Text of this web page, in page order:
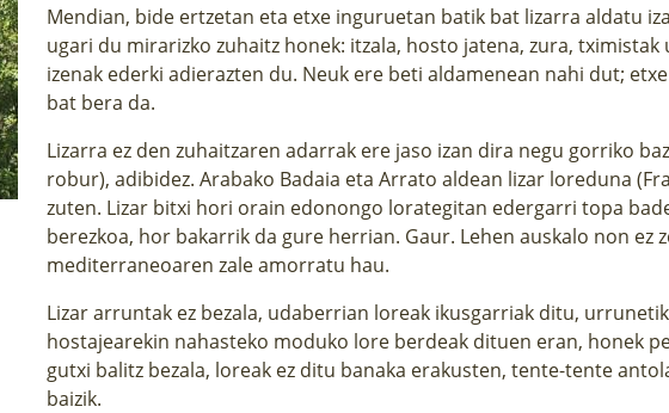
Mendian, bide ertzetan eta etxe inguruetan batik bat lizarra aldatu
ugari du mirarizko zuhaitz honek: itzala, hosto jatena, zura, tximistak
izenak ederki adierazten du. Neuk ere beti aldamenean nahi dut;
bat bera da.
Lizarra ez den zuhaitzaren adarrak ere jaso izan dira negu gorriko
robur), adibidez. Arabako Badaia eta Arrato aldean lizar loreduna
zuten. Lizar bitxi hori orain edonongo lorategitan edergarri topa
berezkoa, hor bakarrik da gure herrian. Gaur. Lehen auskalo non ez
mediterraneoaren zale amorratu hau.
Lizar arruntak ez bezala, udaberrian loreak ikusgarriak ditu,
hostajearekin nahasteko moduko lore berdeak dituen eran, honek
gutxi balitz bezala, loreak ez ditu banaka erakusten, tente-tente
baizik.